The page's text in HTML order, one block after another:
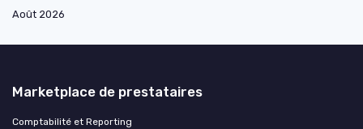
Août 2026
Marketplace de prestataires
Comptabilité et Reporting